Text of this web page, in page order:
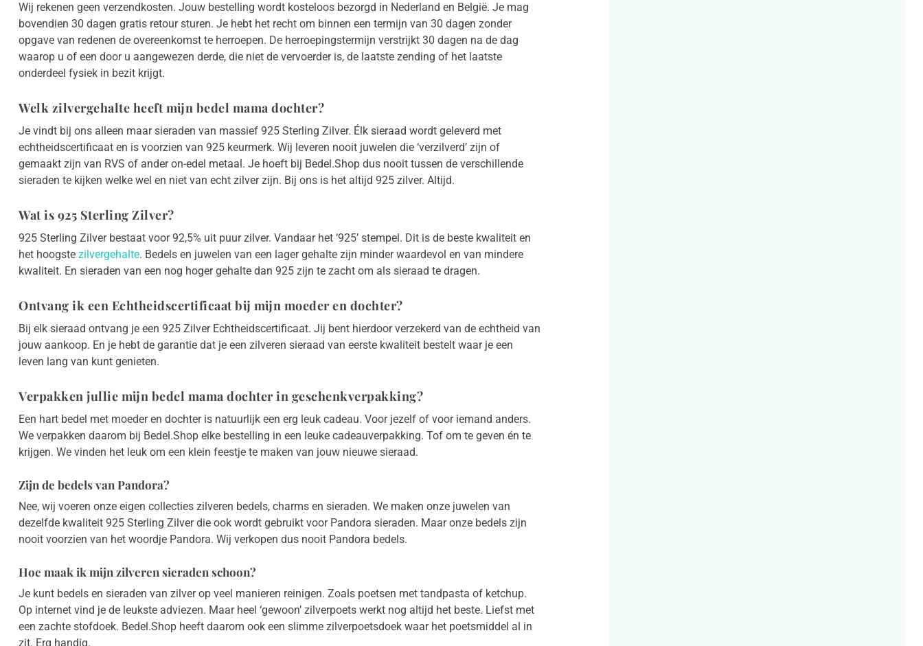
Wij rekenen geen verzendkosten. Jouw bestelling wordt kosteloos bezorgd in Nederland en België. Je mag
bovendien 30 dagen gratis retour sturen. Je hebt het recht om binnen een termijn van 30 dagen zonder
opgave van redenen de overeenkomst te herroepen. De herroepingstermijn verstrijkt 30 dagen na de dag
waarop u of een door u aangewezen derde, die niet de vervoerder is, de laatste zending of het laatste
onderdeel fysiek in bezit krijgt.
Welk zilvergehalte heeft mijn bedel mama dochter?
Je vindt bij ons alleen maar sieraden van massief 925 Sterling Zilver. Élk sieraad wordt geleverd met
echtheidscertificaat en is voorzien van 925 keurmerk. Wij leveren nooit juwelen die ‘verzilverd’ zijn of
gemaakt zijn van RVS of ander on-edel metaal. Je hoeft bij Bedel.Shop dus nooit tussen de verschillende
sieraden te kijken welke wel en niet van echt zilver zijn. Bij ons is het altijd 925 zilver. Altijd.
Wat is 925 Sterling Zilver?
925 Sterling Zilver bestaat voor 92,5% uit puur zilver. Vandaar het ‘925’ stempel. Dit is de beste kwaliteit en
het hoogste zilvergehalte. Bedels en juwelen van een lager gehalte zijn minder waardevol en van mindere
kwaliteit. En sieraden van een nog hoger gehalte dan 925 zijn te zacht om als sieraad te dragen.
Ontvang ik een Echtheidscertificaat bij mijn moeder en dochter?
Bij elk sieraad ontvang je een 925 Zilver Echtheidscertificaat. Jij bent hierdoor verzekerd van de echtheid van
jouw aankoop. En je hebt de garantie dat je een zilveren sieraad van eerste kwaliteit bestelt waar je een
leven lang van kunt genieten.
Verpakken jullie mijn bedel mama dochter in geschenkverpakking?
Een hart bedel met moeder en dochter is natuurlijk een erg leuk cadeau. Voor jezelf of voor iemand anders.
We verpakken daarom bij Bedel.Shop elke bestelling in een leuke cadeauverpakking. Tof om te geven én te
krijgen. We vinden het leuk om een klein feestje te maken van jouw nieuwe sieraad.
Zijn de bedels van Pandora?
Nee, wij voeren onze eigen collecties zilveren bedels, charms en sieraden. We maken onze juwelen van
dezelfde kwaliteit 925 Sterling Zilver die ook wordt gebruikt voor Pandora sieraden. Maar onze bedels zijn
nooit voorzien van het woordje Pandora. Wij verkopen dus nooit Pandora bedels.
Hoe maak ik mijn zilveren sieraden schoon?
Je kunt bedels en sieraden van zilver op veel manieren reinigen. Zoals poetsen met tandpasta of ketchup.
Op internet vind je de leukste adviezen. Maar heel ‘gewoon’ zilverpoets werkt nog altijd het beste. Liefst met
een zachte stofdoek. Bedel.Shop heeft daarom ook een slimme zilverpoetsdoek waar het poetsmiddel al in
zit. Erg handig.